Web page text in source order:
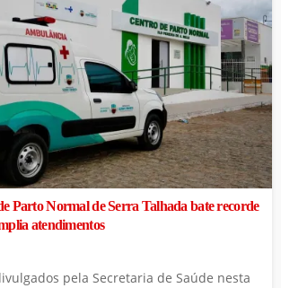
Parto Normal de Serra Talhada bate recorde
atendimentos
pela Secretaria de Saúde nesta